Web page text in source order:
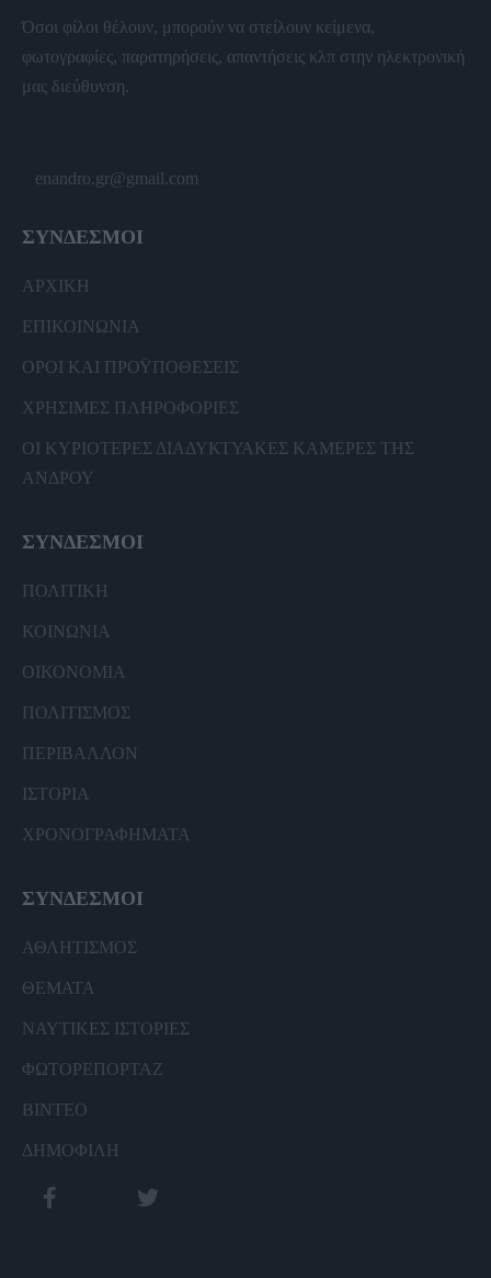
Όσοι φίλοι θέλουν, μπορούν να στείλουν κείμενα,
φωτογραφίες, παρατηρήσεις, απαντήσεις κλπ στην ηλεκτρονική
μας διεύθυνση.
enandro.gr@gmail.com
ΣΥΝΔΕΣΜΟΙ
ΑΡΧΙΚΗ
ΕΠΙΚΟΙΝΩΝΙΑ
ΟΡΟΙ ΚΑΙ ΠΡΟΫΠΟΘΕΣΕΙΣ
ΧΡΗΣΙΜΕΣ ΠΛΗΡΟΦΟΡΙΕΣ
ΟΙ ΚΥΡΙΟΤΕΡΕΣ ΔΙΑΔΥΚΤΥΑΚΕΣ ΚΑΜΕΡΕΣ ΤΗΣ
ΑΝΔΡΟΥ
ΣΥΝΔΕΣΜΟΙ
ΠΟΛΙΤΙΚΗ
ΚΟΙΝΩΝΙΑ
ΟΙΚΟΝΟΜΙΑ
ΠΟΛΙΤΙΣΜΟΣ
ΠΕΡΙΒΑΛΛΟΝ
ΙΣΤΟΡΙΑ
ΧΡΟΝΟΓΡΑΦΗΜΑΤΑ
ΣΥΝΔΕΣΜΟΙ
ΑΘΛΗΤΙΣΜΟΣ
ΘΕΜΑΤΑ
ΝΑΥΤΙΚΕΣ ΙΣΤΟΡΙΕΣ
ΦΩΤΟΡΕΠΟΡΤΑΖ
ΒΙΝΤΕΟ
ΔΗΜΟΦΙΛΗ